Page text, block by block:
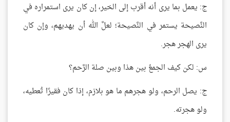
ج: يعمل بما يرى أنه أقرب إلى الخير، إن كان يرى استمراره في
النَّصيحة يستمر في النَّصيحة؛ لعلَّ الله أن يهديهم، وإن كان
يرى الهجر هجر.
س: لكن كيف الجمعُ بين هذا وبين صلة الرَّحم؟
ج: يصل الرحم، ولو هجرهم ما هو بلازم، إذا كان فقيرًا تُعطيه،
ولو هجرته.